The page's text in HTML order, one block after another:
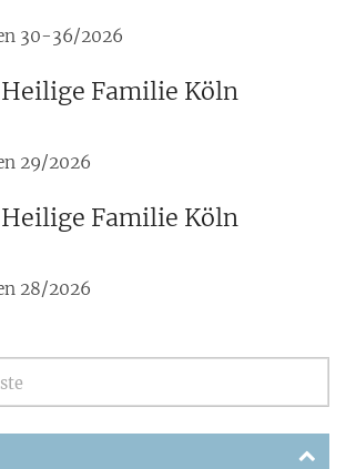
30-36/2026
Familie Köln
29/2026
Familie Köln
28/2026